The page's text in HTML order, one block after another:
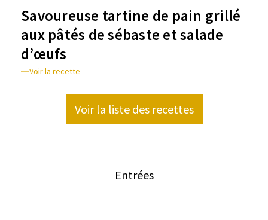
Entrées
Savoureuse tartine de pain grillé
aux pâtés de sébaste et salade
d’œufs
Voir la recette
Voir la liste des recettes